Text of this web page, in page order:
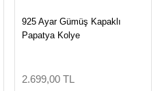
925 Ayar Gümüş Kapaklı
Papatya Kolye
2.699,00 TL